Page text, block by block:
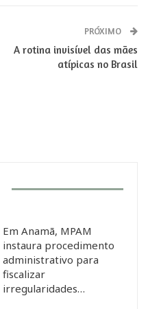
PRÓXIMO
A rotina invisível das mães
atípicas no Brasil
Em Anamã, MPAM
instaura procedimento
administrativo para
fiscalizar
irregularidades…